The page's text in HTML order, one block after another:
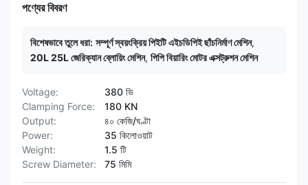
পণ্যের বিবরণ
বিশেষভাবে তুলে ধরা: সম্পূর্ণ স্বয়ংক্রিয় পিইটি এইচডিপিই ছাঁচনির্মাণ মেশিন,
20L 25L জেরিক্যান ব্লোয়িং মেশিন, পিপি বিয়ারিং মোটর এক্সট্রুশন মেশিন
Voltage:
380 ভি
Clamping Force:
180 KN
Output:
৪০ কেজি/ঘণ্টা
Power:
35 কিলোওয়াট
Weight:
1.5 টি
Screw Diameter:
75 মিমি